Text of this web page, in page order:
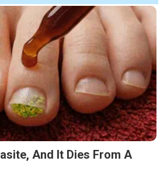
And It Dies From A